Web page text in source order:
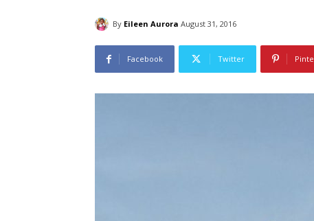
By Eileen Aurora August 31, 2016
Facebook Twitter